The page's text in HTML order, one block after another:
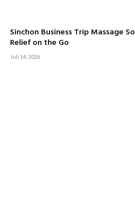
Sinchon Business Trip Massage
Relief on the Go
Juli 14, 2026